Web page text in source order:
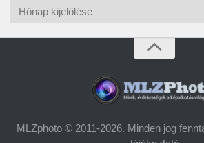
Archívum
MLZphoto © 2011-2026. Minden jog